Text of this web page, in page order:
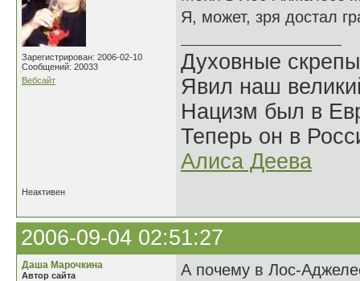
Зарегистрирован: 2006-02-10
Сообщений: 20033
Вебсайт
Я, может, зря достал
Духовные
Явил наш
Нацизм был в
Теперь он в
Алиса Деева
Неактивен
2006-09-04 02:51:27
Даша Марочкина
Автор сайта А почему в Лос-